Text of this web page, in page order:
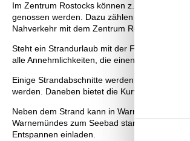
Im Zentrum Rostocks können z. B. die 7
genossen werden. Dazu zählen zahlreiche
Nahverkehr mit dem Zentrum Rostocks
Steht ein Strandurlaub mit der Familie im
alle Annehmlichkeiten, die einen Tag am
Einige Strandabschnitte werden dabei im
werden. Daneben bietet die Kurverwaltung in
Neben dem Strand kann in Warnemünde
Warnemündes zum Seebad stammen.
Entspannen einladen.